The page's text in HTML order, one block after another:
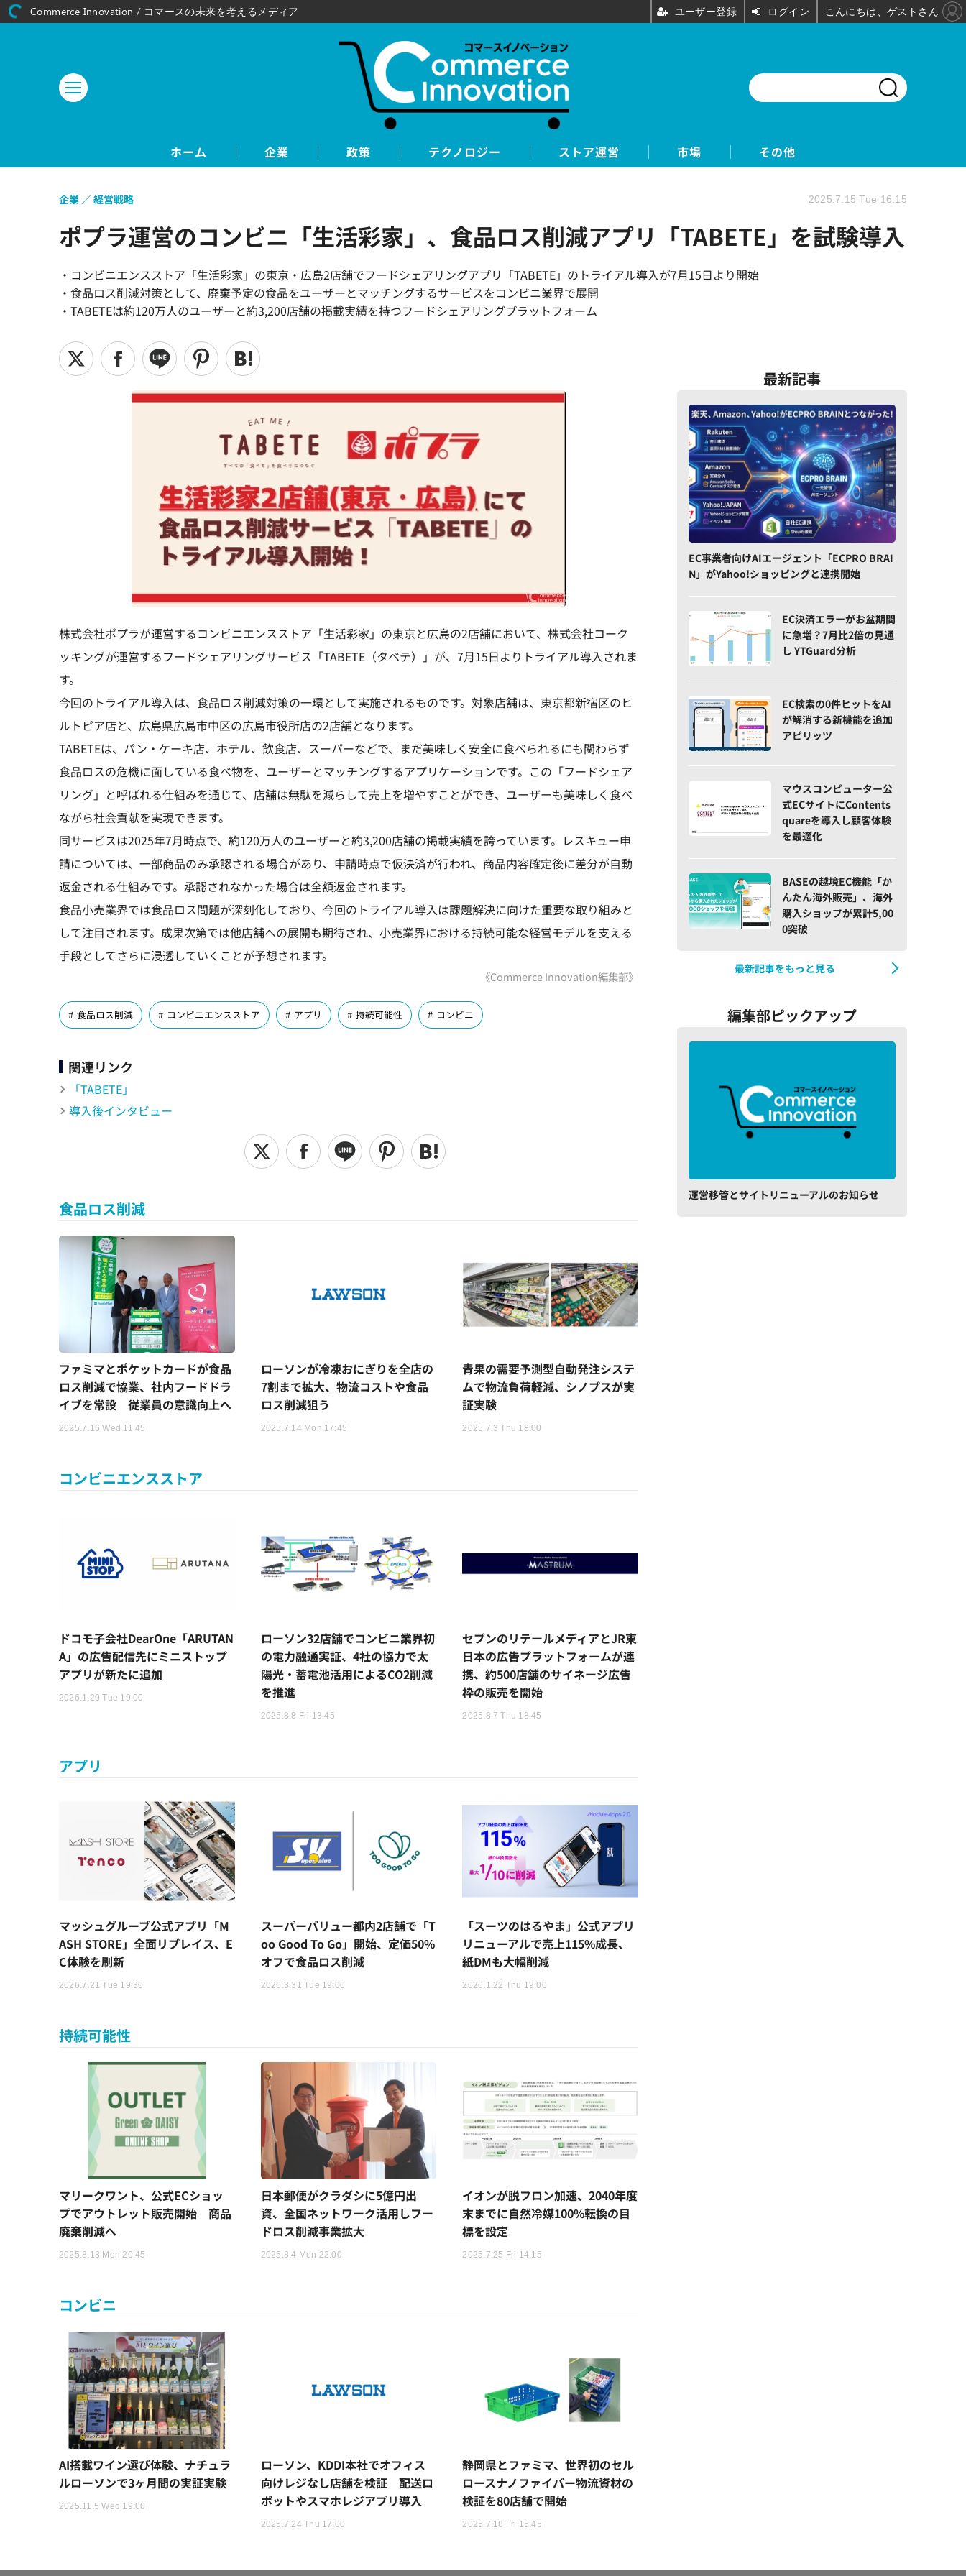
ホーム 企業 政策 テクノロジー ストア運営 市場 その他
ポプラ運営のコンビニ「生活彩家」、食品ロス削減アプリ「TABETE」を試験導入
・コンビニエンスストア「生活彩家」の東京・広島2店舗でフードシェアリングアプリ「TABETE」のトライアル導入が7月15日より開始
・食品ロス削減対策として、廃棄予定の食品をユーザーとマッチングするサービスをコンビニ業界で展開
・TABETEは約120万人のユーザーと約3,200店舗の掲載実績を持つフードシェアリングプラットフォーム
企業 経営戦略 2025.7.15 Tue 16:15
株式会社ポプラが運営するコンビニエンスストア「生活彩家」の東京と広島の2店舗において、株式会社コーク
ッキングが運営するフードシェアリングサービス「TABETE（タベテ）」が、7月15日よりトライアル導入されま
す。
今回のトライアル導入は、食品ロス削減対策の一環として実施されるものです。対象店舗は、東京都新宿区のヒ
ルトピア店と、広島県広島市中区の広島市役所店の2店舗となります。
TABETEは、パン・ケーキ店、ホテル、飲食店、スーパーなどで、まだ美味しく安全に食べられるにも関わらず
食品ロスの危機に面している食べ物を、ユーザーとマッチングするアプリケーションです。この「フードシェア
リング」と呼ばれる仕組みを通じて、店舗は無駄を減らして売上を増やすことができ、ユーザーも美味しく食べ
ながら社会貢献を実現できます。
同サービスは2025年7月時点で、約120万人のユーザーと約3,200店舗の掲載実績を誇っています。レスキュー申
請については、一部商品のみ承認される場合があり、申請時点で仮決済が行われ、商品内容確定後に差分が自動
返金される仕組みです。承認されなかった場合は全額返金されます。
食品小売業界では食品ロス問題が深刻化しており、今回のトライアル導入は課題解決に向けた重要な取り組みと
して注目されます。成果次第では他店舗への展開も期待され、小売業界における持続可能な経営モデルを支える
手段としてさらに浸透していくことが予想されます。
《Commerce Innovation編集部》
食品ロス削減 コンビニエンスストア アプリ 持続可能性 コンビニ
関連リンク
「TABETE」
導入後インタビュー
食品ロス削減
ファミマとポケットカードが食品
ロス削減で協業、社内フードドラ
イブを常設 従業員の意識向上へ
2025.7.16 Wed 11:45
ローソンが冷凍おにぎりを全店の
7割まで拡大、物流コストや食品
ロス削減狙う
2025.7.14 Mon 17:45
青果の需要予測型自動発注システ
ムで物流負荷軽減、シノプスが実
証実験
2025.7.3 Thu 18:00
コンビニエンスストア
ドコモ子会社DearOne「ARUTAN
A」の広告配信先にミニストップ
アプリが新たに追加
2026.1.20 Tue 19:00
ローソン32店舗でコンビニ業界初
の電力融通実証、4社の協力で太
陽光・蓄電池活用によるCO2削減
を推進
2025.8.8 Fri 13:45
セブンのリテールメディアとJR東
日本の広告プラットフォームが連
携、約500店舗のサイネージ広告
枠の販売を開始
2025.8.7 Thu 18:45
アプリ
マッシュグループ公式アプリ「M
ASH STORE」全面リプレイス、E
C体験を刷新
2026.7.21 Tue 19:30
スーパーバリュー都内2店舗で「T
oo Good To Go」開始、定価50%
オフで食品ロス削減
2026.3.31 Tue 19:00
「スーツのはるやま」公式アプリ
リニューアルで売上115%成長、
紙DMも大幅削減
2026.1.22 Thu 19:00
持続可能性
マリークワント、公式ECショッ
プでアウトレット販売開始 商品
廃棄削減へ
2025.8.18 Mon 20:45
日本郵便がクラダシに5億円出
資、全国ネットワーク活用しフー
ドロス削減事業拡大
2025.8.4 Mon 22:00
イオンが脱フロン加速、2040年度
末までに自然冷媒100%転換の目
標を設定
2025.7.25 Fri 14:15
コンビニ
AI搭載ワイン選び体験、ナチュラ
ルローソンで3ヶ月間の実証実験
2025.11.5 Wed 19:00
ローソン、KDDI本社でオフィス
向けレジなし店舗を検証 配送ロ
ボットやスマホレジアプリ導入
2025.7.24 Thu 17:00
静岡県とファミマ、世界初のセル
ロースナノファイバー物流資材の
検証を80店舗で開始
2025.7.18 Fri 15:45
最新記事
EC事業者向けAIエージェント「ECPRO BRAI
N」がYahoo!ショッピングと連携開始
EC決済エラーがお盆期間
に急増？7月比2倍の見通
し YTGuard分析
EC検索の0件ヒットをAI
が解消する新機能を追加
アピリッツ
マウスコンピューター公
式ECサイトにContents
quareを導入し顧客体験
を最適化
BASEの越境EC機能「か
んたん海外販売」、海外
購入ショップが累計5,00
0突破
最新記事をもっと見る
編集部ピックアップ
運営移管とサイトリニューアルのお知らせ
Commerce Innovation / コマースの未来を考えるメディア ユーザー登録 ログイン こんにちは、ゲストさん